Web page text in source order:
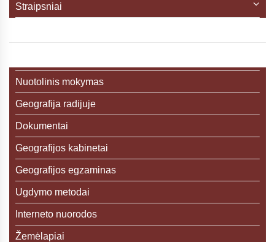
Straipsniai
Nuotolinis mokymas
Geografija radijuje
Dokumentai
Geografijos kabinetai
Geografijos egzaminas
Ugdymo metodai
Interneto nuorodos
Žemėlapiai